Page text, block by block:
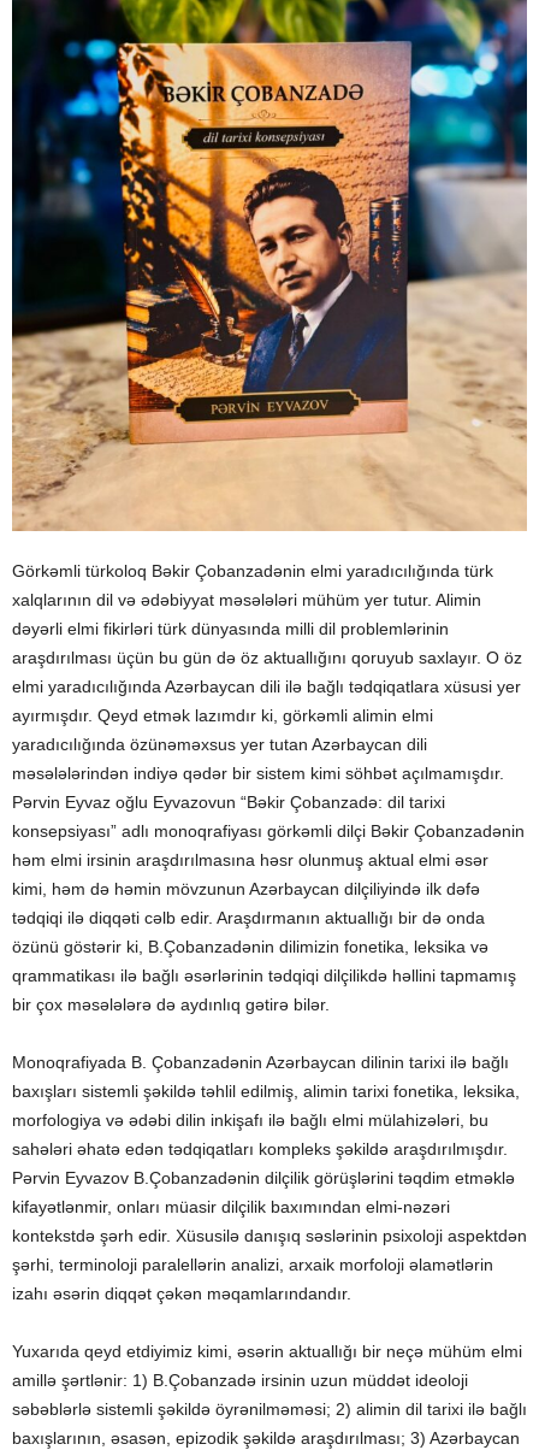
Görkəmli türkoloq Bəkir Çobanzadənin elmi yaradıcılığında türk
xalqlarının dil və ədəbiyyat məsələləri mühüm yer tutur. Alimin
dəyərli elmi fikirləri türk dünyasında milli dil problemlərinin
araşdırılması üçün bu gün də öz aktuallığını qoruyub saxlayır. O öz
elmi yaradıcılığında Azərbaycan dili ilə bağlı tədqiqatlara xüsusi yer
ayırmışdır. Qeyd etmək lazımdır ki, görkəmli alimin elmi
yaradıcılığında özünəməxsus yer tutan Azərbaycan dili
məsələlərindən indiyə qədər bir sistem kimi söhbət açılmamışdır.
Pərvin Eyvaz oğlu Eyvazovun “Bəkir Çobanzadə: dil tarixi
konsepsiyası” adlı monoqrafiyası görkəmli dilçi Bəkir Çobanzadənin
həm elmi irsinin araşdırılmasına həsr olunmuş aktual elmi əsər
kimi, həm də həmin mövzunun Azərbaycan dilçiliyində ilk dəfə
tədqiqi ilə diqqəti cəlb edir. Araşdırmanın aktuallığı bir də onda
özünü göstərir ki, B.Çobanzadənin dilimizin fonetika, leksika və
qrammatikası ilə bağlı əsərlərinin tədqiqi dilçilikdə həllini tapmamış
bir çox məsələlərə də aydınlıq gətirə bilər.
Monoqrafiyada B. Çobanzadənin Azərbaycan dilinin tarixi ilə bağlı
baxışları sistemli şəkildə təhlil edilmiş, alimin tarixi fonetika, leksika,
morfologiya və ədəbi dilin inkişafı ilə bağlı elmi mülahizələri, bu
sahələri əhatə edən tədqiqatları kompleks şəkildə araşdırılmışdır.
Pərvin Eyvazov B.Çobanzadənin dilçilik görüşlərini təqdim etməklə
kifayətlənmir, onları müasir dilçilik baxımından elmi-nəzəri
kontekstdə şərh edir. Xüsusilə danışıq səslərinin psixoloji aspektdən
şərhi, terminoloji paralellərin analizi, arxaik morfoloji əlamətlərin
izahı əsərin diqqət çəkən məqamlarındandır.
Yuxarıda qeyd etdiyimiz kimi, əsərin aktuallığı bir neçə mühüm elmi
amillə şərtlənir: 1) B.Çobanzadə irsinin uzun müddət ideoloji
səbəblərlə sistemli şəkildə öyrənilməməsi; 2) alimin dil tarixi ilə bağlı
baxışlarının, əsasən, epizodik şəkildə araşdırılması; 3) Azərbaycan